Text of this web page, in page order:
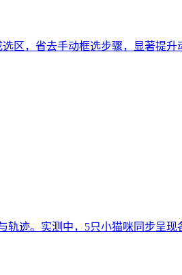
区，省去手动框选步骤，显著提升
迹。实测中，5只小猫咪同步呈